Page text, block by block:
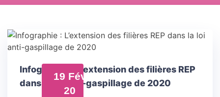
19 Fév
20
Infographie : L’extension des filières REP
dans la loi anti-gaspillage de 2020